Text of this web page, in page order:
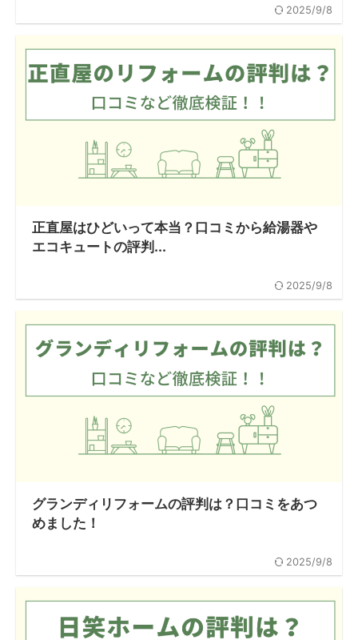
2025/9/8
正直屋はひどいって本当？口コミから給湯器や
エコキュートの評判...
2025/9/8
グランディリフォームの評判は？口コミをあつ
めました！
2025/9/8